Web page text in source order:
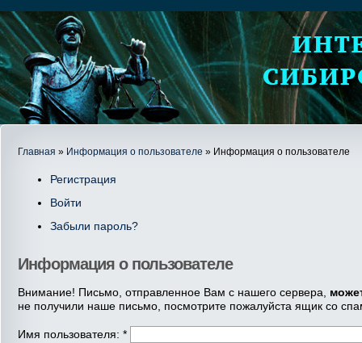
Главная » Информация о пользователе » Информация о пользователе
Регистрация
Войти
Забыли пароль?
Информация о пользователе
Внимание! Письмо, отправленное Вам с нашего сервера,
не получили наше письмо, посмотрите пожалуйста ящик со
Имя пользователя: *